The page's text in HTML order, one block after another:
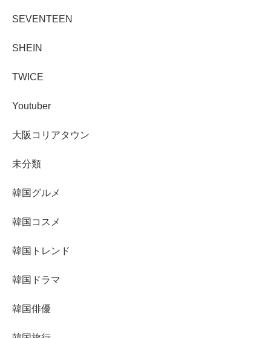
SEVENTEEN
SHEIN
TWICE
Youtuber
大阪コリアタウン
未分類
韓国グルメ
韓国コスメ
韓国トレンド
韓国ドラマ
韓国俳優